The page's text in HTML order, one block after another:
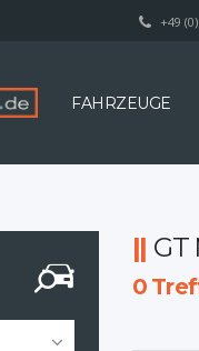
+49
FAHRZEUGE
GT
0